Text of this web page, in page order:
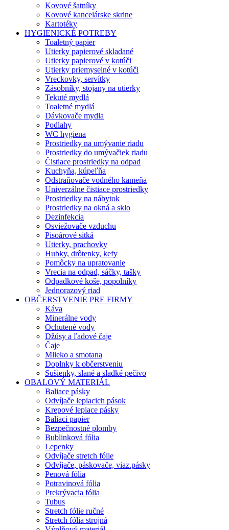
Kovové šatníky
Kovové kancelárske skrine
Kartotéky
HYGIENICKÉ POTREBY
Toaletný papier
Utierky papierové skladané
Utierky papierové v kotúči
Utierky priemyselné v kotúči
Vreckovky, servítky
Zásobníky, stojany na utierky
Tekuté mydlá
Toaletné mydlá
Dávkovače mydla
Podlahy
WC hygiena
Prostriedky na umývanie riadu
Prostriedky do umývačiek riadu
Čistiace prostriedky na odpad
Kuchyňa, kúpeľňa
Odstraňovače vodného kameňa
Univerzálne čistiace prostriedky
Prostriedky na nábytok
Prostriedky na okná a sklo
Dezinfekcia
Osviežovače vzduchu
Pisoárové sitká
Utierky, prachovky
Hubky, drôtenky, kefy
Pomôcky na upratovanie
Vrecia na odpad, sáčky, tašky
Odpadkové koše, popolníky
Jednorazový riad
OBČERSTVENIE PRE FIRMY
Káva
Minerálne vody
Ochutené vody
Džúsy a ľadové čaje
Čaje
Mlieko a smotana
Doplnky k občerstveniu
Sušienky, slané a sladké pečivo
OBALOVÝ MATERIÁL
Baliace pásky
Odvíjače lepiacich pások
Krepové lepiace pásky
Baliaci papier
Bezpečnostné plomby
Bublinková fólia
Lepenky
Odvíjače stretch fólie
Odvíjače, páskovače, viaz.pásky
Penová fólia
Potravinová fólia
Prekrývacia fólia
Tubus
Stretch fólie ručné
Stretch fólia strojná